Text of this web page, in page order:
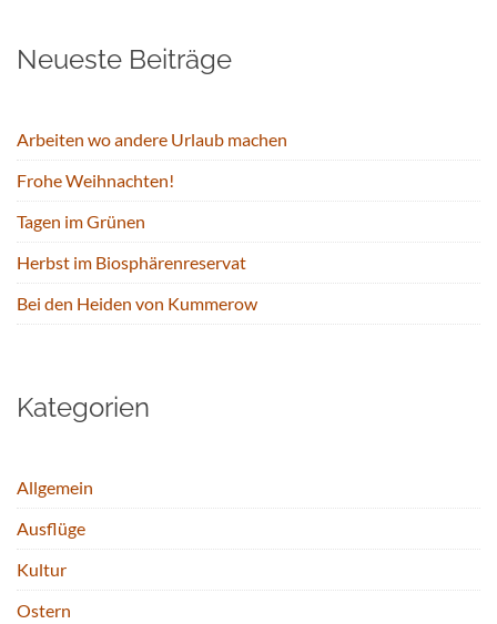
Neueste Beiträge
Arbeiten wo andere Urlaub machen
Frohe Weihnachten!
Tagen im Grünen
Herbst im Biosphärenreservat
Bei den Heiden von Kummerow
Kategorien
Allgemein
Ausflüge
Kultur
Ostern